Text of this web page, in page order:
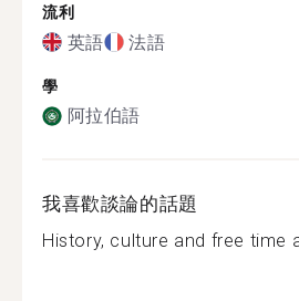
流利
英語 法語
學
阿拉伯語
我喜歡談論的話題
History, culture and free time